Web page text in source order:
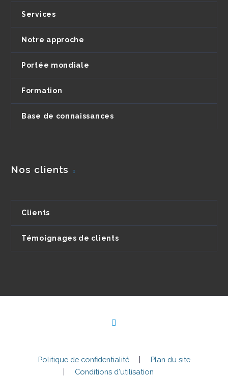
Services
Notre approche
Portée mondiale
Formation
Base de connaissances
Nos clients
Clients
Témoignages de clients
Politique de confidentialité
Plan du site
Conditions d'utilisation